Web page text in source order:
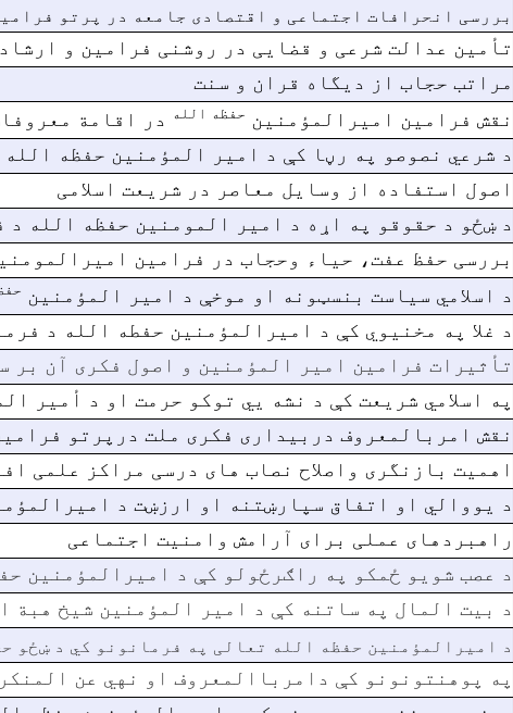
بررسی انحرافات اجتماعی و اقتصادی جامعه در پرتو
تأمین عدالت شرعی و قضایی در روشنی فرامین و
مراتب حجاب از دیگاه قران و سنت
نقش فرامین امیرالمؤمنین حفظه الله
در اقامة
د شرعي نصوصو په رڼا کې د امیر المؤمنین حفظه
اصول استفاده از وسایل معاصر در شریعت اسلامی
د ښځو د حقوقو په اړه د امير المومنين حفظه الله د
بررسی حفظ عفت، حیاء وحجاب در فرامین
د اسلامي سياست بنسټونه او موخې د امیر المؤمنين
د غلا په مخنیوي کې د امیرالمؤمنین حفطه الله د
تأثیرات فرامین امیر المؤمنین و اصول فکری آن بر
په اسلامي شریعت کې د نشه يي توکو حرمت او د أمیر
نقش امربالمعروف دربیداری فکری ملت درپرتو
اهمیت بازنگری واصلاح نصاب های درسی مراکز علمی
د یووالي او اتفاق سپارښتنه او ارزښت د
راهبردهای عملی برای آرامش وامنیت اجتماعی
د عصب شویو ځمکو په راګرځولو کې د امیرالمؤمنین
د بیت المال په ساتنه کې د امیر المؤمنین شیخ
د اميرالمؤمنين حفظه الله تعالی په فرمانونو کي د ښځو
په پوهنتونونو کې دامرباالمعروف او نهي عن